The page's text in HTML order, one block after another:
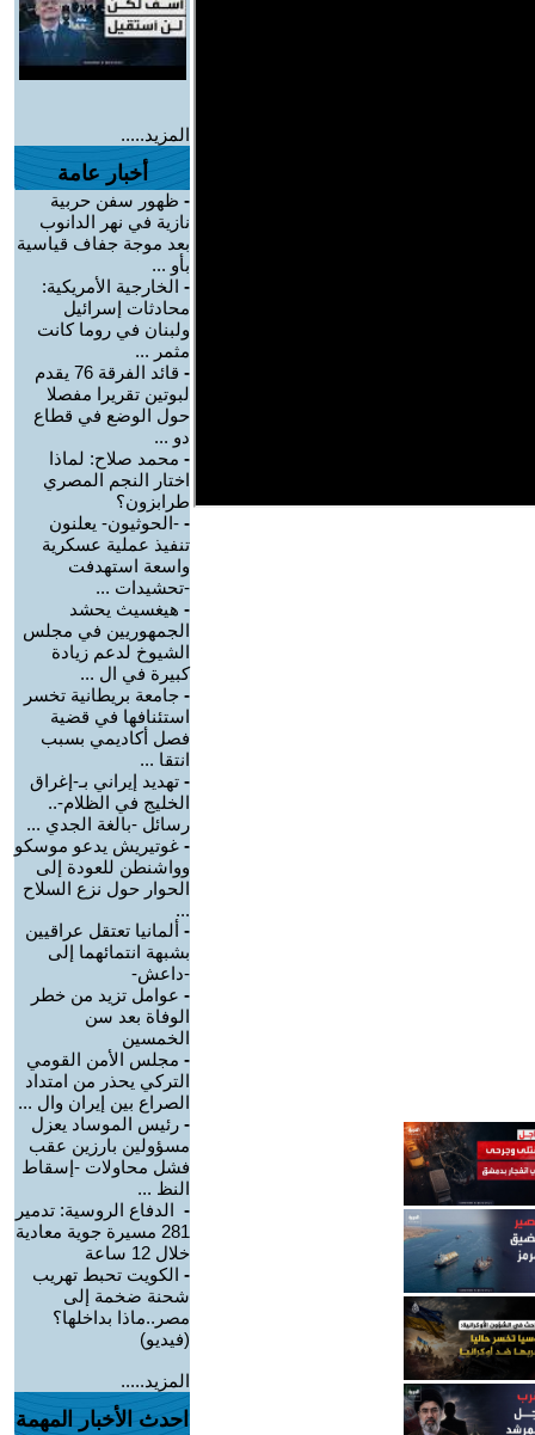
المزيد.....
أخبار عامة
- ظهور سفن حربية
نازية في نهر الدانوب
بعد موجة جفاف قياسية
بأو ...
- الخارجية الأمريكية:
محادثات إسرائيل
ولبنان في روما كانت
مثمر ...
-
قائد الفرقة 76 يقدم
لبوتين تقريرا مفصلا
حول الوضع في قطاع
دو ...
- محمد صلاح: لماذا
اختار النجم المصري
طرابزون؟
- -الحوثيون- يعلنون
تنفيذ عملية عسكرية
واسعة استهدفت
-تحشيدات ...
- هيغسيث يحشد
الجمهوريين في مجلس
الشيوخ لدعم زيادة
كبيرة في ال ...
- جامعة بريطانية تخسر
استئنافها في قضية
فصل أكاديمي بسبب
انتقا ...
- تهديد إيراني بـ-إغراق
الخليج في الظلام-..
رسائل -بالغة الجدي ...
- غوتيريش يدعو موسكو
وواشنطن للعودة إلى
الحوار حول نزع السلاح
...
- ألمانيا تعتقل عراقيين
بشبهة انتمائهما إلى
-داعش-
- عوامل تزيد من خطر
الوفاة بعد سن
الخمسين
- مجلس الأمن القومي
التركي يحذر من امتداد
الصراع بين إيران وال ...
- رئيس الموساد يعزل
مسؤولين بارزين عقب
فشل محاولات -إسقاط
النظ ...
- الدفاع الروسية: تدمير
281 مسيرة جوية معادية
خلال 12 ساعة
- الكويت تحبط تهريب
شحنة ضخمة إلى
مصر..ماذا بداخلها؟
(فيديو)
المزيد.....
احدث الأخبار المهمة